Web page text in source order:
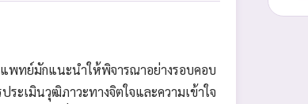
พทย์มักแนะนำให้พิจารณาอย่างรอบคอบ
ระเมินวุฒิภาวะทางจิตใจและความเข้าใจ